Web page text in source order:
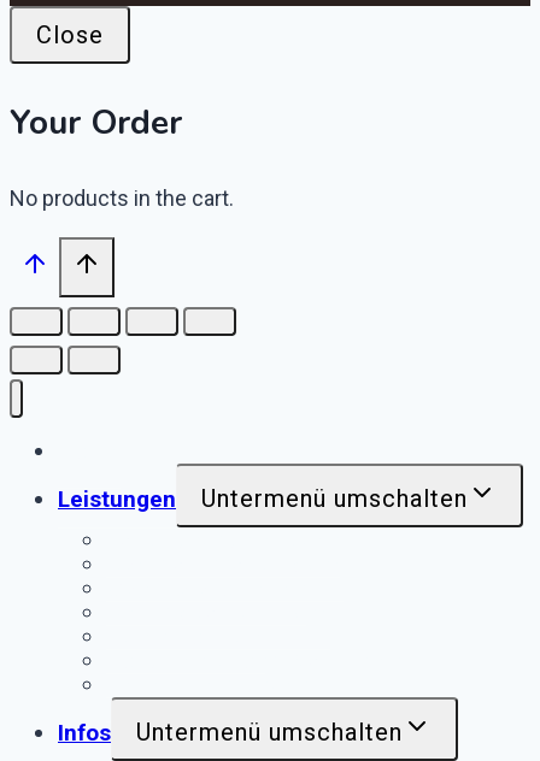
Close
Your Order
No products in the cart.
Leistungen
Untermenü umschalten
Infos
Untermenü umschalten